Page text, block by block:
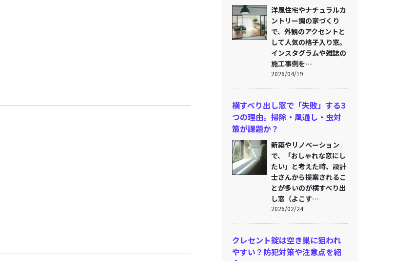
洋風住宅やナチュラルカ
ントリー調の家づくり
で、外観のアクセントと
して人気の格子入り窓。
インスタグラムや雑誌の
施工事例を…
2026/04/19
横すべり出し窓で「失敗」する3
つの理由。掃除・風通し・虫対
策が課題か？
新築やリノベーション
で、「おしゃれな窓にし
たい」と考えた時、設計
士さんから提案されるこ
とが多いのが横すべり出
し窓（よこす…
2026/02/24
クレセント錠は空き巣に狙われ
やすい？防犯対策や注意点を紹